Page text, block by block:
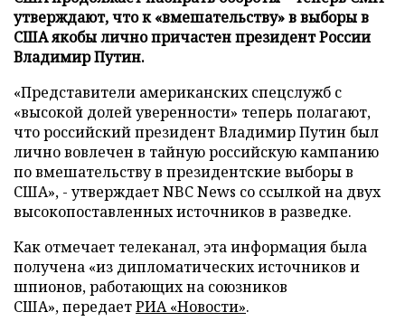
утверждают, что к «вмешательству» в выборы в
США якобы лично причастен президент России
Владимир Путин.
«Представители американских спецслужб с
«высокой долей уверенности» теперь полагают,
что российский президент Владимир Путин был
лично вовлечен в тайную российскую кампанию
по вмешательству в президентские выборы в
США», - утверждает NBC News со ссылкой на двух
высокопоставленных источников в разведке.
Как отмечает телеканал, эта информация была
получена «из дипломатических источников и
шпионов, работающих на союзников
США», передаетРИА «Новости».